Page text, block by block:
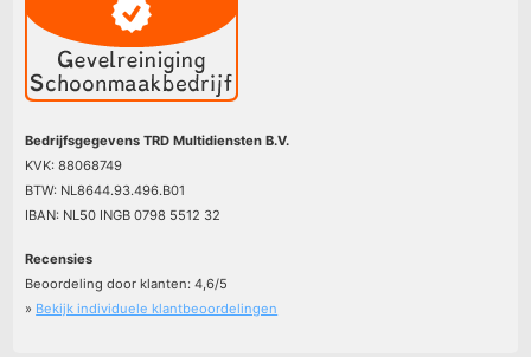
Bedrijfsgegevens TRD Multidiensten B.V.
KVK: 88068749
BTW: NL8644.93.496.B01
IBAN: NL50 INGB 0798 5512 32
Recensies
Beoordeling door klanten:4,6/5
» Bekijk individuele klantbeoordelingen